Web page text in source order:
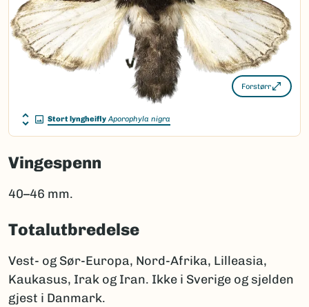
Forstørr
Stort lyngheifly Aporophyla nigra
Vingespenn
40–46 mm.
Totalutbredelse
Vest- og Sør-Europa, Nord-Afrika, Lilleasia,
Kaukasus, Irak og Iran. Ikke i Sverige og sjelden
gjest i Danmark.